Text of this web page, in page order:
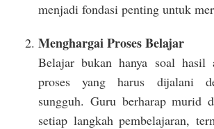
menjadi fondasi penting untuk
Menghargai Proses Belajar
Belajar bukan hanya soal hasil
proses yang harus dijalani
sungguh. Guru berharap murid
setiap langkah pembelajaran,